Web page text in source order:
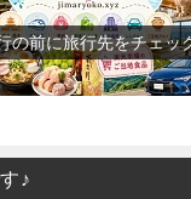
史上の人物を動画で勉強
♪